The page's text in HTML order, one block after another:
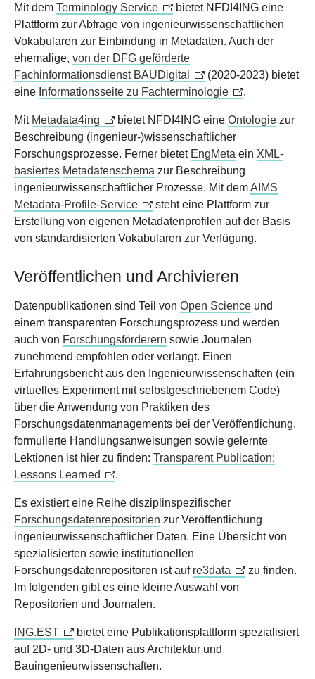
Mit dem Terminology Service
bietet NFDI4ING eine
Plattform zur Abfrage von ingenieurwissenschaftlichen
Vokabularen zur Einbindung in Metadaten. Auch der
ehemalige, von der DFG geförderte
Fachinformationsdienst BAUDigital
(2020-2023) bietet
eine Informationsseite zu Fachterminologie .
Mit Metadata4ing bietet NFDI4ING eine Ontologie zur
Beschreibung (ingenieur-)wissenschaftlicher
Forschungsprozesse. Ferner bietet EngMeta ein XML-
basiertes Metadatenschema zur Beschreibung
ingenieurwissenschaftlicher Prozesse. Mit demAIMS
Metadata-Profile-Service
steht eine Plattform zur
Erstellung von eigenen Metadatenprofilen auf der Basis
von standardisierten Vokabularen zur Verfügung.
Veröffentlichen und Archivieren
Datenpublikationen sind Teil von Open Science und
einem transparenten Forschungsprozess und werden
auch von Forschungsförderern sowie Journalen
zunehmend empfohlen oder verlangt. Einen
Erfahrungsbericht aus den Ingenieurwissenschaften (ein
virtuelles Experiment mit selbstgeschriebenem Code)
über die Anwendung von Praktiken des
Forschungsdatenmanagements bei der Veröffentlichung,
formulierte Handlungsanweisungen sowie gelernte
Lektionen ist hier zu finden: Transparent Publication:
Lessons Learned
.
Es existiert eine Reihe disziplinspezifischer
Forschungsdatenrepositorien zur Veröffentlichung
ingenieurwissenschaftlicher Daten. Eine Übersicht von
spezialisierten sowie institutionellen
Forschungsdatenrepositoren ist auf re3data
zu finden.
Im folgenden gibt es eine kleine Auswahl von
Repositorien und Journalen.
ING.EST
bietet eine Publikationsplattform spezialisiert
auf 2D- und 3D-Daten aus Architektur und
Bauingenieurwissenschaften.